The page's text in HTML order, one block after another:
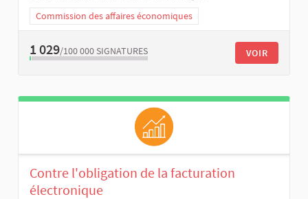
Commission des affaires économiques
1 029/100 000 SIGNATURES VOIR
Contre l'obligation de la facturation
électronique